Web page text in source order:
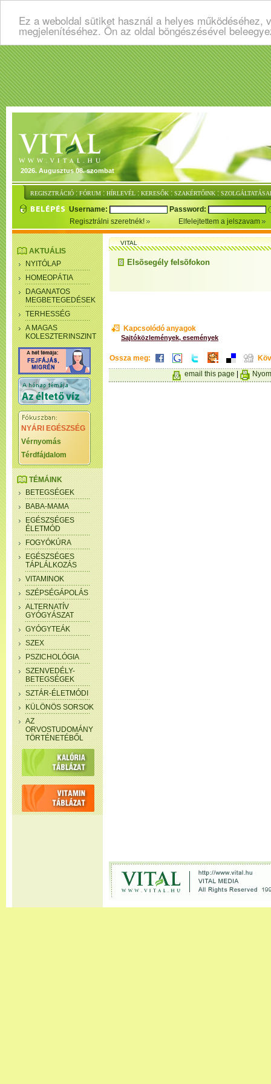
Ez a weboldal sütiket használ a helyes
megjelenítéséhez. Ön az oldal böngészésével
2026. Augusztus 08. szombat
REGISZTRÁCIÓ : FÓRUM : HÍRLEVÉL : KERESŐK : SZAKÉRTŐINK :
Username:
Password:
Regisztrálni szeretnék!
Elfelejtettem a jelszavam
AKTUÁLIS
NYITÓLAP
HOMEOPÁTIA
DAGANATOS
MEGBETEGEDÉSEK
TERHESSÉG
A MAGAS
KOLESZTERINSZINT
NYÁRI EGÉSZSÉG
Vérnyomás
Térdfájdalom
TÉMÁINK
BETEGSÉGEK
BABA-MAMA
EGÉSZSÉGES
ÉLETMÓD
FOGYÓKÚRA
EGÉSZSÉGES
TÁPLÁLKOZÁS
VITAMINOK
SZÉPSÉGÁPOLÁS
ALTERNATÍV
GYÓGYÁSZAT
GYÓGYTEÁK
SZEX
PSZICHOLÓGIA
SZENVEDÉLY-
BETEGSÉGEK
SZTÁR-ÉLETMÓDI
KÜLÖNÖS SORSOK
AZ
ORVOSTUDOMÁNY
TÖRTÉNETÉBŐL
VITAL
Elsõsegély felsõfokon
Kapcsolódó anyagok
Sajtóközlemények, események
Ossza meg:
email this page